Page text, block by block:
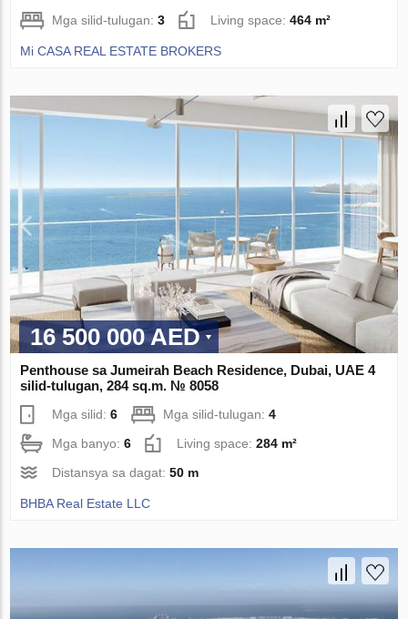
Mga silid-tulugan:3 Living space:464 m²
Mi CASA REAL ESTATE BROKERS
16 500 000 AED
Penthouse sa Jumeirah Beach Residence, Dubai, UAE 4
silid-tulugan, 284 sq.m. № 8058
Mga silid:6 Mga silid-tulugan:4
Mga banyo:6 Living space:284 m²
Distansya sa dagat:50 m
BHBA Real Estate LLC